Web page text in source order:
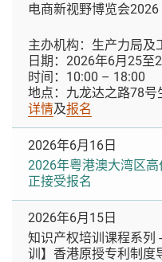
电商新视野博览会
主办机构：生产力局及
日期：2026年6月25至
时间：10:00 – 18:00
地点：九龙达之路78号
详情及报名
2026年6月16日
2026年粤港澳大湾区
正接受报名
2026年6月15日
知识产权培训课程系列
训】香港原授专利制度